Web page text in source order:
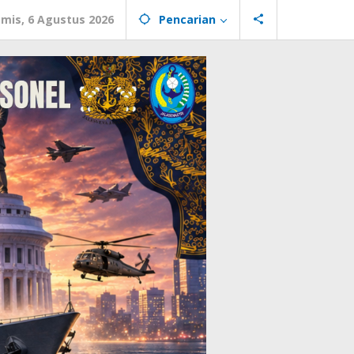
6 Agustus 2026 Pencarian